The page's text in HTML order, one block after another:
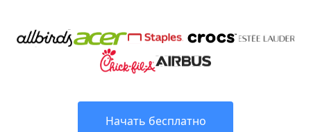
Начать бесплатно